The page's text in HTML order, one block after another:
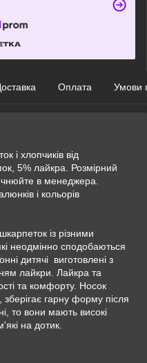
Оплата Умови
і хлопчиків від
5% лайкра. Розмірний
в менеджера.
і кольорів
із різними
неодмінно сподобаються
дитячі виготовлені з
лайкри. Лайкра та
та комфорту. Носок
зберігає гарну форму після
то вони мають високі
на дотик.